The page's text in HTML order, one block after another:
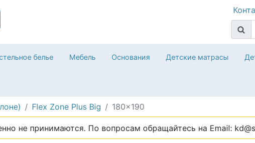
белье Мебель Основания Детские матрасы
Flex Zone Plus Big 180x190
не принимаются. По вопросам обращайтесь на Email: